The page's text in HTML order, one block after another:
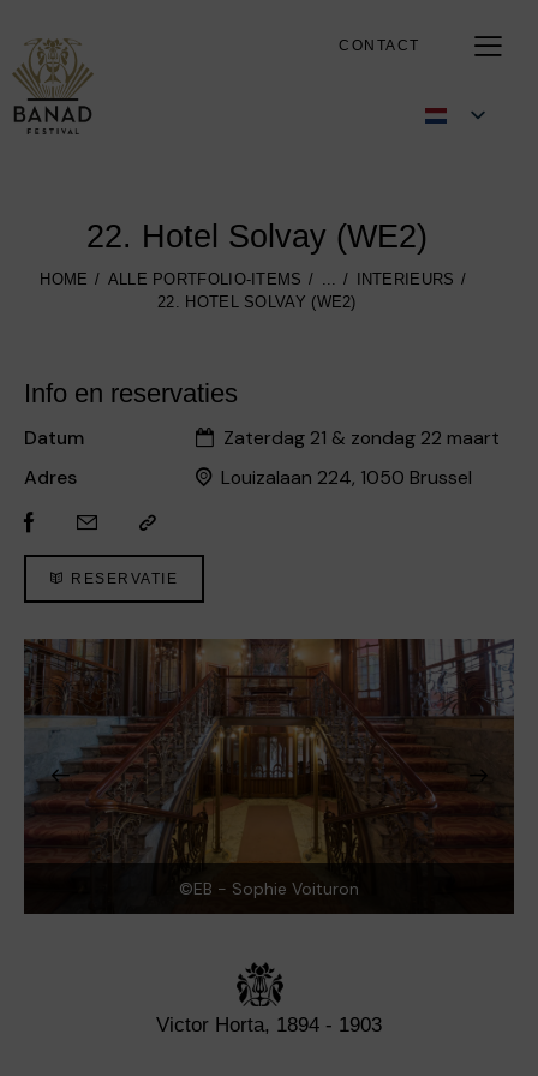
CONTACT
22. Hotel Solvay (WE2)
HOME ALLE PORTFOLIO-ITEMS
INTERIEURS
22. HOTEL SOLVAY (WE2)
©EB - Sophie Voituron
Victor Horta, 1894 - 1903
Info en reservaties
Datum
Zaterdag 21 & zondag 22 maart
Adres
Louizalaan 224, 1050 Brussel
RESERVATIE